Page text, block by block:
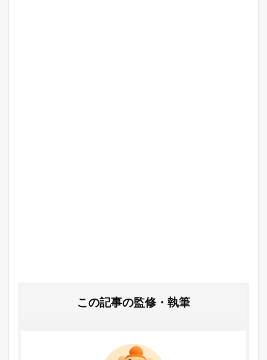
この記事の監修・執筆